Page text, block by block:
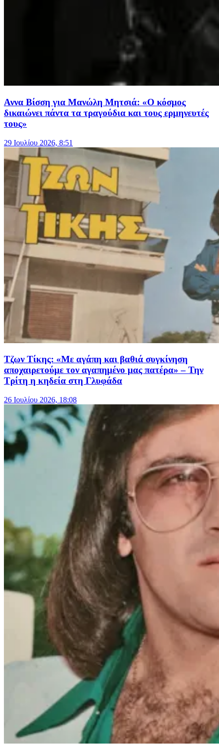
Αννα Βίσση για Μανώλη Μητσιά: «Ο κόσμος
δικαιώνει πάντα τα τραγούδια και τους ερμηνευτές
τους»
29 Ιουλίου 2026, 8:51
Τζων Τίκης: «Με αγάπη και βαθιά συγκίνηση
αποχαιρετούμε τον αγαπημένο μας πατέρα» – Την
Τρίτη η κηδεία στη Γλυφάδα
26 Ιουλίου 2026, 18:08